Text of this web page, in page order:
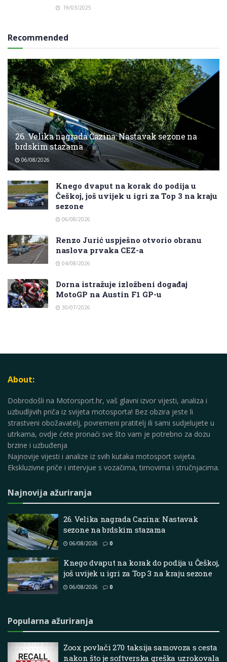
19/03/2025
Recommended
26. Velika nagrada Cazina: Nastavak sezone na
brdskim stazama
06/08/2026
Knego dvaput na korak do podija u
Češkoj, još uvijek u igri za Top 3 na kraju
sezone
06/08/2026
Renzo Jurić uspješno otvorio obranu
naslova prvaka CEZ-a
04/08/2026
Dorna istražuje izložbeni događaj
MotoGP na Austin F1 GP-u
30/07/2026
About:
Dobrodošli na Motorsport.hr, vaš glavni izvor vijesti, analiza i
uzbudljivih priča iz svijeta motosporta! Bez obzira jeste li
strastveni obožavatelj, povremeni pratitelj ili sami sudjelujete u
utrkama, ovdje ćete pronaći sve što vam je potrebno za dozu
brzine i uzbuđenja
Najnovije vijesti i analize iz svih kutaka motosport svijeta.
Ekskluzivne priče i intervjue s vozačima, timovima i stručnjacima.
Najnovija ažuriranja
26. Velika nagrada Cazina: Nastavak
sezone na brdskim stazama
06/08/2026 0
Knego dvaput na korak do podija u Češkoj,
još uvijek u igri za Top 3 na kraju sezone
06/08/2026 0
Popularna ažuriranja
Zoox povlači 270 taksija samovoza s cesta
nakon što je softverska greška uzrokovala